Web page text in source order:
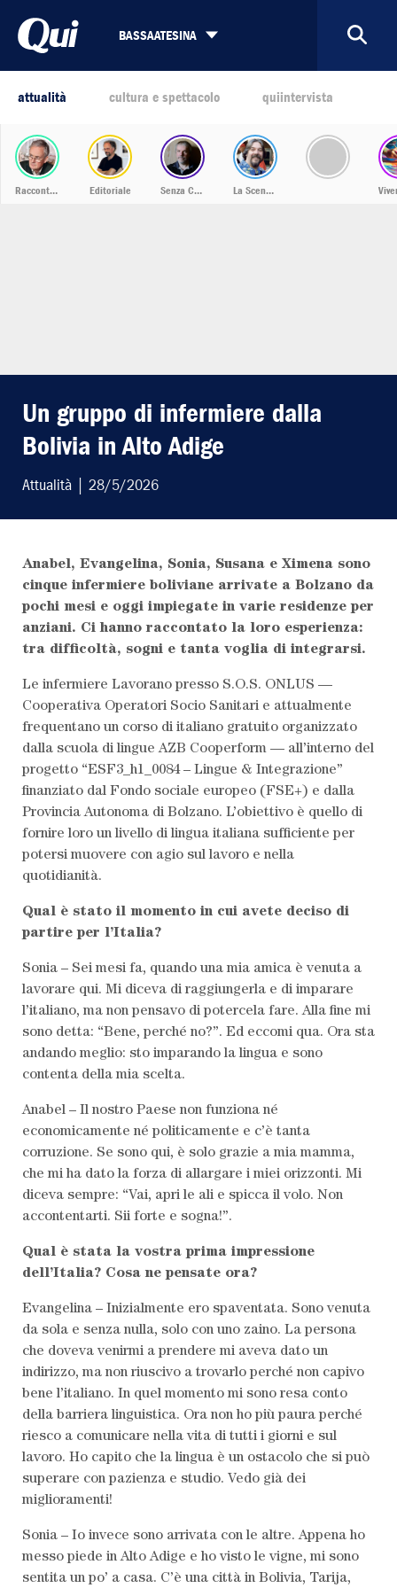
BASSAATESINA
LEGGI L'ULTIMO
SCRIVI AL
attualità cultura e spettacolo quiintervista
Un gruppo di infermiere dalla
Bolivia in Alto Adige
Attualità | 28/5/2026
Anabel, Evangelina, Sonia, Susana e Ximena sono
cinque infermiere boliviane arrivate a Bolzano da
pochi mesi e oggi impiegate in varie residenze per
anziani. Ci hanno raccontato la loro esperienza:
tra difficoltà, sogni e tanta voglia di integrarsi.
Le infermiere Lavorano presso S.O.S. ONLUS —
Cooperativa Operatori Socio Sanitari e attualmente
frequentano un corso di italiano gratuito organizzato
dalla scuola di lingue AZB Cooperform — all’interno del
progetto “ESF3_h1_0084 – Lingue & Integrazione”
finanziato dal Fondo sociale europeo (FSE+) e dalla
Provincia Autonoma di Bolzano. L’obiettivo è quello di
fornire loro un livello di lingua italiana sufficiente per
potersi muovere con agio sul lavoro e nella
quotidianità.
Qual è stato il momento in cui avete deciso di
partire per l’Italia?
Sonia – Sei mesi fa, quando una mia amica è venuta a
lavorare qui. Mi diceva di raggiungerla e di imparare
l’italiano, ma non pensavo di potercela fare. Alla fine mi
sono detta: “Bene, perché no?”. Ed eccomi qua. Ora sta
andando meglio: sto imparando la lingua e sono
contenta della mia scelta.
Anabel – Il nostro Paese non funziona né
economicamente né politicamente e c’è tanta
corruzione. Se sono qui, è solo grazie a mia mamma,
che mi ha dato la forza di allargare i miei orizzonti. Mi
diceva sempre: “Vai, apri le ali e spicca il volo. Non
accontentarti. Sii forte e sogna!”.
Qual è stata la vostra prima impressione
dell’Italia? Cosa ne pensate ora?
Evangelina – Inizialmente ero spaventata. Sono venuta
da sola e senza nulla, solo con uno zaino. La persona
che doveva venirmi a prendere mi aveva dato un
indirizzo, ma non riuscivo a trovarlo perché non capivo
bene l’italiano. In quel momento mi sono resa conto
della barriera linguistica. Ora non ho più paura perché
riesco a comunicare nella vita di tutti i giorni e sul
lavoro. Ho capito che la lingua è un ostacolo che si può
superare con pazienza e studio. Vedo già dei
miglioramenti!
Sonia – Io invece sono arrivata con le altre. Appena ho
messo piede in Alto Adige e ho visto le vigne, mi sono
sentita un po’ a casa. C’è una città in Bolivia, Tarija,
Racconti dalla Bassa Editoriale Senza Confini La Scena Musicale